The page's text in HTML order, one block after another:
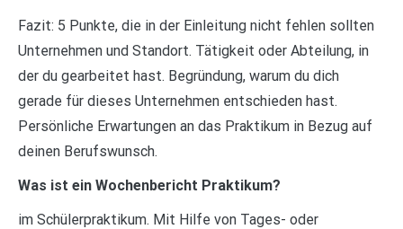
Fazit: 5 Punkte, die in der Einleitung nicht fehlen sollten
Unternehmen und Standort. Tätigkeit oder Abteilung, in
der du gearbeitet hast. Begründung, warum du dich
gerade für dieses Unternehmen entschieden hast.
Persönliche Erwartungen an das Praktikum in Bezug auf
deinen Berufswunsch.
Was ist ein Wochenbericht Praktikum?
im Schülerpraktikum. Mit Hilfe von Tages- oder